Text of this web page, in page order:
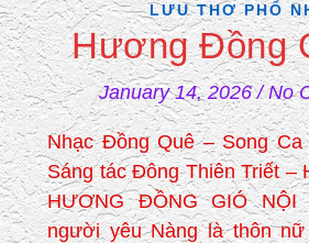
LƯU THƠ PHỔ
Hương Đồng
January 14, 2026 / No
Nhạc Đồng Quê – Song Ca Giọng Nam Bộ
Sáng tác Đông Thiên Triết –
HƯƠNG ĐỒNG GIÓ NỘI
người yêu Nàng là thôn